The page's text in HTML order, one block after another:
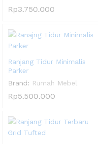
Rp3.750.000
Ranjang Tidur Minimalis
Parker
Brand: Rumah Mebel
Rp5.500.000